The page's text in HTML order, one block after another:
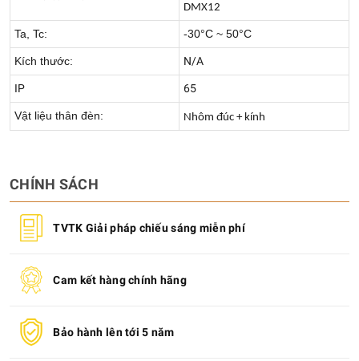
DMX12
Ta, Tc: -30°C ~ 50°C
Kích thước: N/A
IP 65
Vật liệu thân đèn: Nhôm đúc + kính
CHÍNH SÁCH
TVTK Giải pháp chiếu sáng miễn phí
Cam kết hàng chính hãng
Bảo hành lên tới 5 năm